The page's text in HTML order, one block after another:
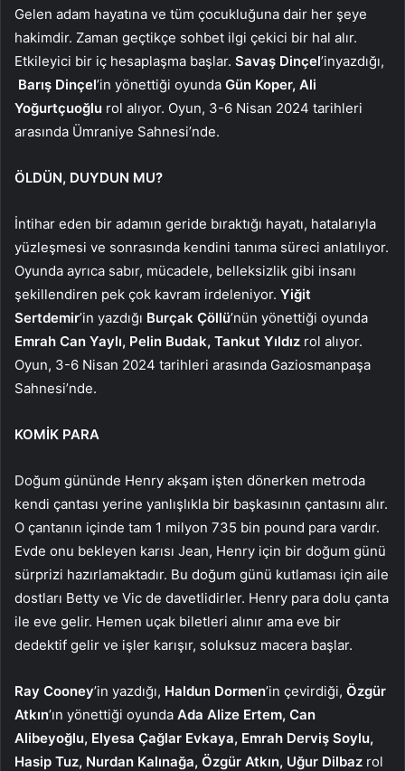
Gelen adam hayatına ve tüm çocukluğuna dair her şeye
hakimdir. Zaman geçtikçe sohbet ilgi çekici bir hal alır.
Etkileyici bir iç hesaplaşma başlar. Savaş Dinçel’inyazdığı,
Barış Dinçel’in yönettiği oyunda Gün Koper, Ali
Yoğurtçuoğlu rol alıyor. Oyun, 3-6 Nisan 2024 tarihleri
arasında Ümraniye Sahnesi’nde.
ÖLDÜN, DUYDUN MU?
İntihar eden bir adamın geride bıraktığı hayatı, hatalarıyla
yüzleşmesi ve sonrasında kendini tanıma süreci anlatılıyor.
Oyunda ayrıca sabır, mücadele, belleksizlik gibi insanı
şekillendiren pek çok kavram irdeleniyor. Yiğit
Sertdemir’in yazdığı Burçak Çöllü’nün yönettiği oyunda
Emrah Can Yaylı, Pelin Budak, Tankut Yıldız rol alıyor.
Oyun, 3-6 Nisan 2024 tarihleri arasında Gaziosmanpaşa
Sahnesi’nde.
KOMİK PARA
Doğum gününde Henry akşam işten dönerken metroda
kendi çantası yerine yanlışlıkla bir başkasının çantasını alır.
O çantanın içinde tam 1 milyon 735 bin pound para vardır.
Evde onu bekleyen karısı Jean, Henry için bir doğum günü
sürprizi hazırlamaktadır. Bu doğum günü kutlaması için aile
dostları Betty ve Vic de davetlidirler. Henry para dolu çanta
ile eve gelir. Hemen uçak biletleri alınır ama eve bir
dedektif gelir ve işler karışır, soluksuz macera başlar.
Ray Cooney’in yazdığı, Haldun Dormen’in çevirdiği, Özgür
Atkın’ın yönettiği oyunda Ada Alize Ertem, Can
Alibeyoğlu, Elyesa Çağlar Evkaya, Emrah Derviş Soylu,
Hasip Tuz, Nurdan Kalınağa, Özgür Atkın, Uğur Dilbaz rol